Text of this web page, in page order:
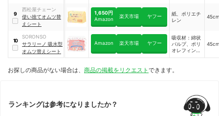
9
西松屋チェーン
使い捨てオムツ替
えシート
1,650円
Amazon
楽天市場 ヤフー
紙、ポリエチ
レン
10
SORONSO
サラリーノ 吸水型
オムツ替えシート
Amazon 楽天市場 ヤフー
吸収材：綿状
パルプ、ポリ
オレフィン不
織布、高分子
材・外装材：
お探しの商品がない場合は、 商品の掲載をリクエスト できます。
ランキングは参考になりましたか？